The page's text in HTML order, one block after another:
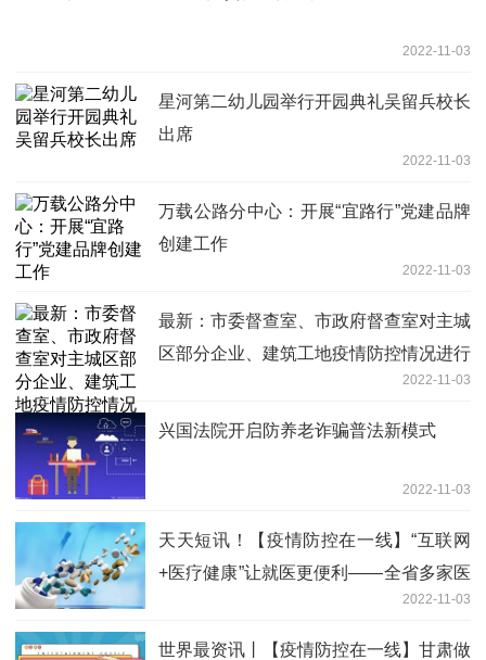
2022-11-03
星河第二幼儿园举行开园典礼吴留兵校长
出席
2022-11-03
万载公路分中心：开展“宜路行”党建品牌
创建工作
2022-11-03
最新：市委督查室、市政府督查室对主城
区部分企业、建筑工地疫情防控情况进行
2022-11-03
兴国法院开启防养老诈骗普法新模式
2022-11-03
天天短讯！【疫情防控在一线】“互联网
+医疗健康”让就医更便利——全省多家医
疗机构持续扩充互联网诊疗资源助力疫情
防控
2022-11-03
世界最资讯丨【疫情防控在一线】甘肃做